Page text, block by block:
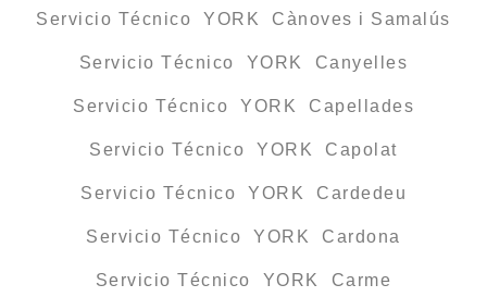
Servicio Técnico YORK Cànoves i Samalús
Servicio Técnico YORK Canyelles
Servicio Técnico YORK Capellades
Servicio Técnico YORK Capolat
Servicio Técnico YORK Cardedeu
Servicio Técnico YORK Cardona
Servicio Técnico YORK Carme